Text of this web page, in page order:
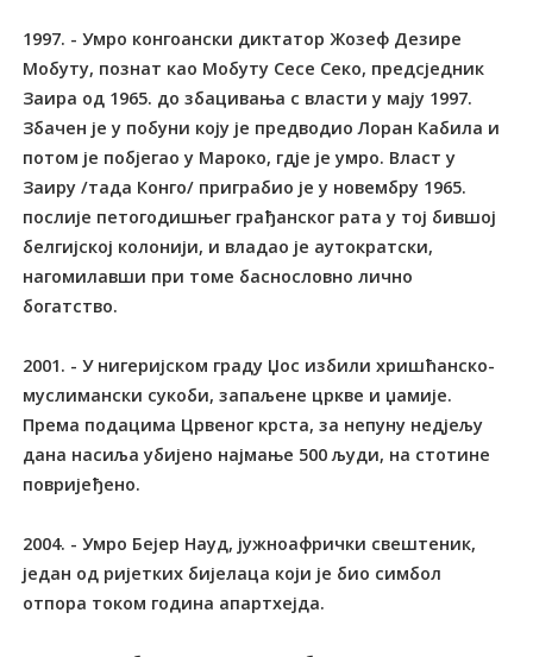
1997. - Умро конгоански диктатор Жозеф Дезире
Мобуту, познат као Мобуту Сесе Секо, предсједник
Заира од 1965. до збацивања с власти у мају 1997.
Збачен је у побуни коју је предводио Лоран Кабила и
потом је побјегао у Мароко, гдје је умро. Власт у
Заиру /тада Конго/ приграбио је у новембру 1965.
послије петогодишњег грађанског рата у тој бившој
белгијској колонији, и владао је аутократски,
нагомилавши при томе баснословно лично
богатство.
2001. - У нигеријском граду Џос избили хришћанско-
муслимански сукоби, запаљене цркве и џамије.
Према подацима Црвеног крста, за непуну недјељу
дана насиља убијено најмање 500 људи, на стотине
повријеђено.
2004. - Умро Бејер Науд, јужноафрички свештеник,
један од ријетких бијелаца који је био симбол
отпора током година апартхејда.